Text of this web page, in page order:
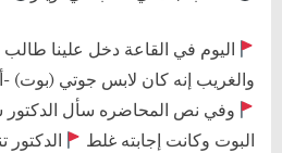
اليوم في القاعة دخل علينا طالب
والغريب إنه كان لابس جوتي (بوت) -
وفي نص المحاضره سأل الدكتور
البوت وكانت إجابته غلط
الدكتور